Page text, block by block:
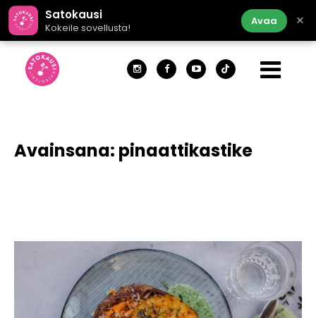
Satokausi
Kokeile sovellusta!
Avaa ×
Avainsana: pinaattikastike